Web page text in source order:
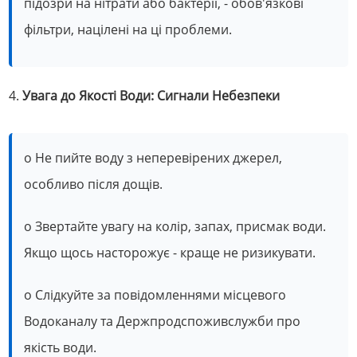
фільтри, націлені на ці проблеми.
4.Увага до Якості Води: Сигнали Небезпеки
o Не пийте воду з неперевірених джерел,
особливо після дощів.
o Звертайте увагу на колір, запах, присмак води.
Якщо щось насторожує - краще не ризикувати.
o Слідкуйте за повідомленнями місцевого
Водоканалу та Держпродспоживслужби про
якість води.